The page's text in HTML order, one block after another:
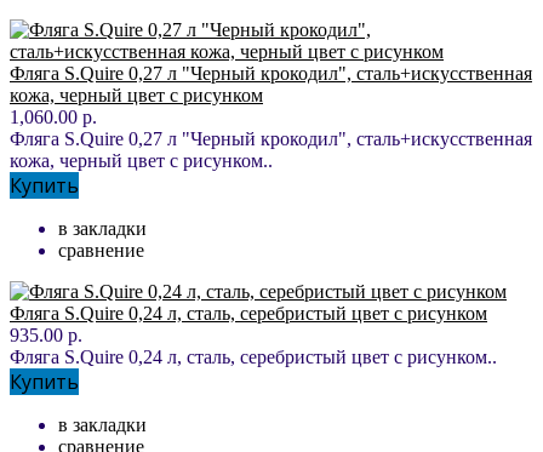
Фляга S.Quire 0,27 л "Черный крокодил", сталь+искусственная
кожа, черный цвет с рисунком
1,060.00 р.
Фляга S.Quire 0,27 л "Черный крокодил", сталь+искусственная
кожа, черный цвет с рисунком..
Купить
в закладки
сравнение
Фляга S.Quire 0,24 л, сталь, серебристый цвет с рисунком
935.00 р.
Фляга S.Quire 0,24 л, сталь, серебристый цвет с рисунком..
Купить
в закладки
сравнение